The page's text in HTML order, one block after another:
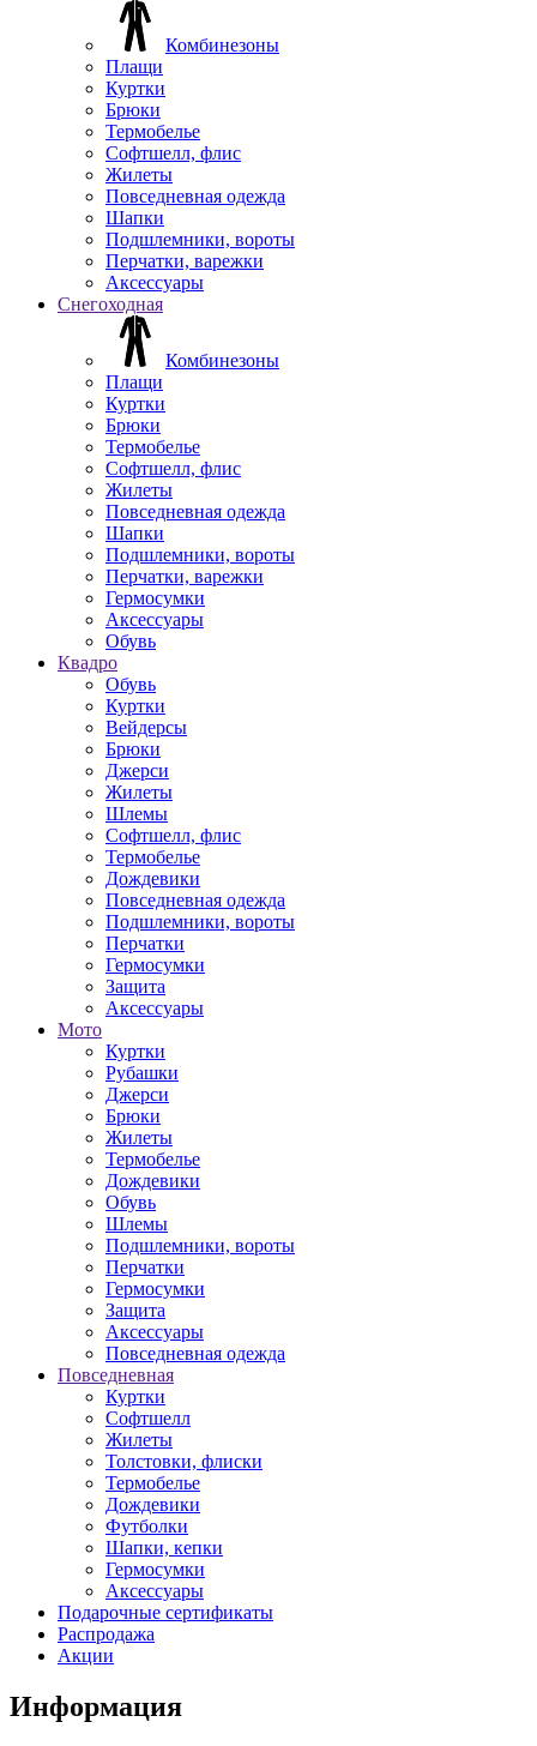
Комбинезоны
Плащи
Куртки
Брюки
Термобелье
Софтшелл, флис
Жилеты
Повседневная одежда
Шапки
Подшлемники, вороты
Перчатки, варежки
Аксессуары
Снегоходная
Комбинезоны
Плащи
Куртки
Брюки
Термобелье
Софтшелл, флис
Жилеты
Повседневная одежда
Шапки
Подшлемники, вороты
Перчатки, варежки
Гермосумки
Аксессуары
Обувь
Квадро
Обувь
Куртки
Вейдерсы
Брюки
Джерси
Жилеты
Шлемы
Софтшелл, флис
Термобелье
Дождевики
Повседневная одежда
Подшлемники, вороты
Перчатки
Гермосумки
Защита
Аксессуары
Мото
Куртки
Рубашки
Джерси
Брюки
Жилеты
Термобелье
Дождевики
Обувь
Шлемы
Подшлемники, вороты
Перчатки
Гермосумки
Защита
Аксессуары
Повседневная одежда
Повседневная
Куртки
Софтшелл
Жилеты
Толстовки, флиски
Термобелье
Дождевики
Футболки
Шапки, кепки
Гермосумки
Аксессуары
Подарочные сертификаты
Распродажа
Акции
Информация